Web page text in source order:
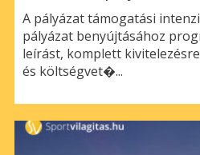
A pályázat támogatási
pályázat benyújtásához
leírást, komplett
és költségvet�...